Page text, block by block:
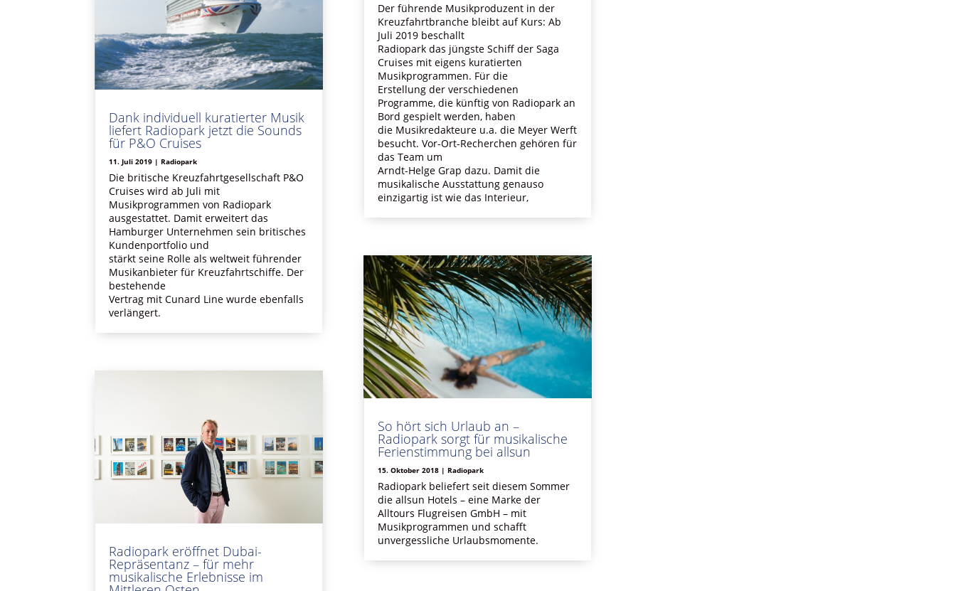
Dank individuell kuratierter Musik
liefert Radiopark jetzt die Sounds
für P&O Cruises
11. Juli 2019 |Radiopark
Die britische Kreuzfahrtgesellschaft P&O
Cruises wird ab Juli mit
Musikprogrammen von Radiopark
ausgestattet. Damit erweitert das
Hamburger Unternehmen sein britisches
Kundenportfolio und
stärkt seine Rolle als weltweit führender
Musikanbieter für Kreuzfahrtschiffe. Der
bestehende
Vertrag mit Cunard Line wurde ebenfalls
verlängert.
Radiopark eröffnet Dubai-
Repräsentanz – für mehr
musikalische Erlebnisse im
Der führende Musikproduzent in der
Kreuzfahrtbranche bleibt auf Kurs: Ab
Juli 2019 beschallt
Radiopark das jüngste Schiff der Saga
Cruises mit eigens kuratierten
Musikprogrammen. Für die
Erstellung der verschiedenen
Programme, die künftig von Radiopark an
Bord gespielt werden, haben
die Musikredakteure u.a. die Meyer Werft
besucht. Vor-Ort-Recherchen gehören für
das Team um
Arndt-Helge Grap dazu. Damit die
musikalische Ausstattung genauso
einzigartig ist wie das Interieur,
So hört sich Urlaub an –
Radiopark sorgt für musikalische
Ferienstimmung bei allsun
15. Oktober 2018 |Radiopark
Radiopark beliefert seit diesem Sommer
die allsun Hotels – eine Marke der
Alltours Flugreisen GmbH – mit
Musikprogrammen und schafft
unvergessliche Urlaubsmomente.